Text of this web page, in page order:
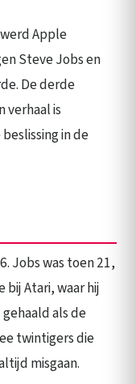
Apple
Steve Jobs en
De derde
verhaal is
in de
Jobs was toen 21,
bij Atari, waar hij
als de
twintigers die
misgaan.